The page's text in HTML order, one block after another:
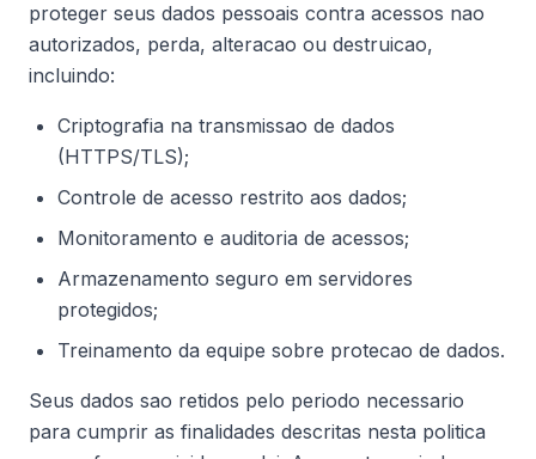
proteger seus dados pessoais contra acessos nao
autorizados, perda, alteracao ou destruicao,
incluindo:
Criptografia na transmissao de dados
(HTTPS/TLS);
Controle de acesso restrito aos dados;
Monitoramento e auditoria de acessos;
Armazenamento seguro em servidores
protegidos;
Treinamento da equipe sobre protecao de dados.
Seus dados sao retidos pelo periodo necessario
para cumprir as finalidades descritas nesta politica